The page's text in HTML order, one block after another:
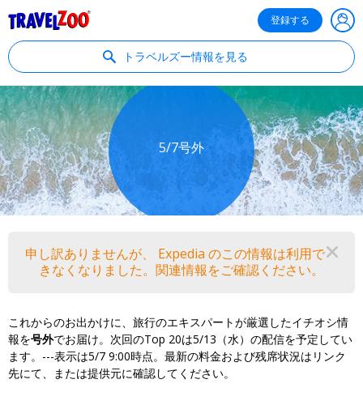
登録する
トラベルズー情報を見る
5/7号外
申し訳ありませんが、 Expedia のこの情報は利用で
きなくなりました。関連情報をご確認ください。
これからのお出かけに、旅行のエキスパートが厳選したイチオシ情
報を号外でお届け。次回のTop 20は5/13（水）の配信を予定してい
ます。---表示は5/7 9:00時点。最新の料金および残席状況はリンク
先にて、または提供元に確認してください。